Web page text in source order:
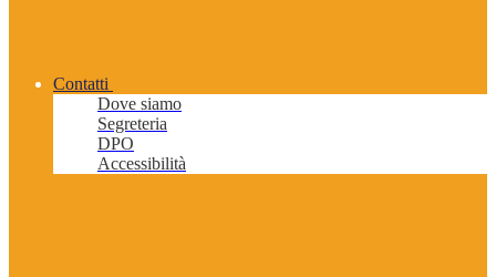
Contatti
Dove siamo
Segreteria
DPO
Accessibilità